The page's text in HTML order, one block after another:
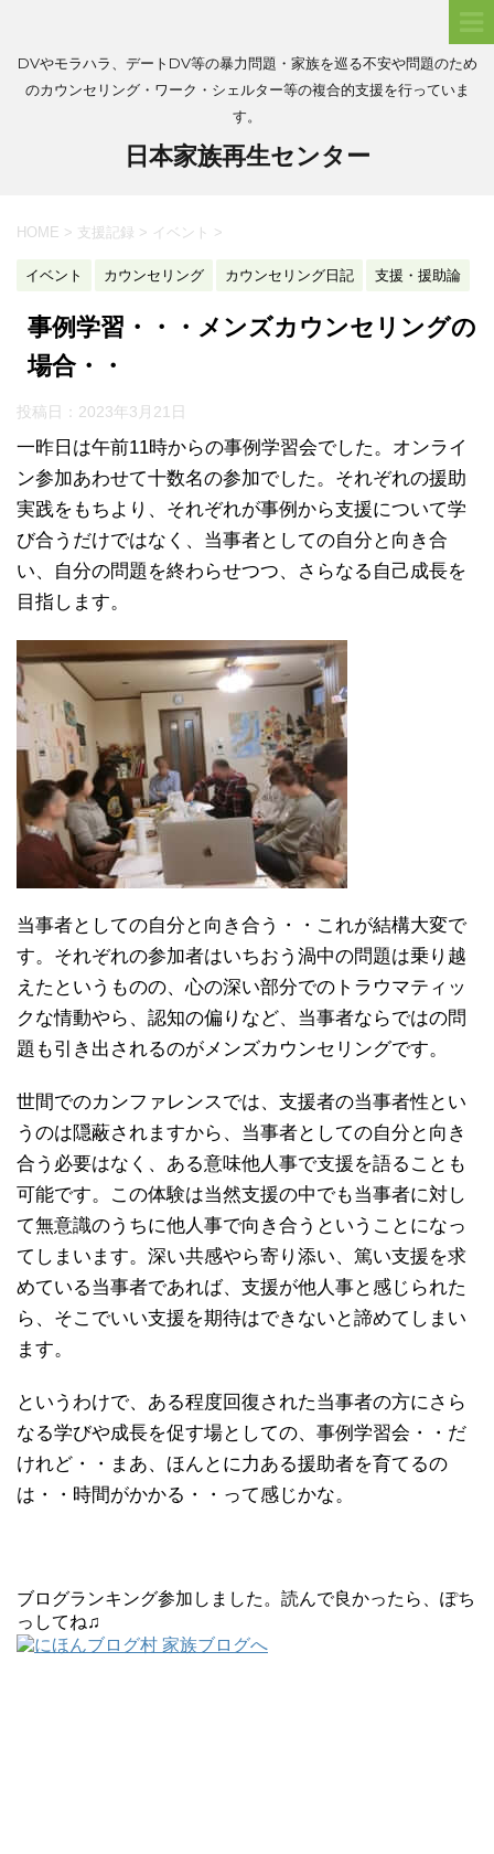
DVやモラハラ、デートDV等の暴力問題・家族を巡る不安や問題のため
のカウンセリング・ワーク・シェルター等の複合的支援を行っていま
す。
日本家族再生センター
HOME > 支援記録 > イベント >
イベント カウンセリング カウンセリング日記 支援・援助論
事例学習・・・メンズカウンセリングの
場合・・
投稿日： 2023年3月21日
一昨日は午前11時からの事例学習会でした。オンライ
ン参加あわせて十数名の参加でした。それぞれの援助
実践をもちより、それぞれが事例から支援について学
び合うだけではなく、当事者としての自分と向き合
い、自分の問題を終わらせつつ、さらなる自己成長を
目指します。
当事者としての自分と向き合う・・これが結構大変で
す。それぞれの参加者はいちおう渦中の問題は乗り越
えたというものの、心の深い部分でのトラウマティッ
クな情動やら、認知の偏りなど、当事者ならではの問
題も引き出されるのがメンズカウンセリングです。
世間でのカンファレンスでは、支援者の当事者性とい
うのは隠蔽されますから、当事者としての自分と向き
合う必要はなく、ある意味他人事で支援を語ることも
可能です。この体験は当然支援の中でも当事者に対し
て無意識のうちに他人事で向き合うということになっ
てしまいます。深い共感やら寄り添い、篤い支援を求
めている当事者であれば、支援が他人事と感じられた
ら、そこでいい支援を期待はできないと諦めてしまい
ます。
というわけで、ある程度回復された当事者の方にさら
なる学びや成長を促す場としての、事例学習会・・だ
けれど・・まあ、ほんとに力ある援助者を育てるの
は・・時間がかかる・・って感じかな。
ブログランキング参加しました。読んで良かったら、ぽち
っしてね♫